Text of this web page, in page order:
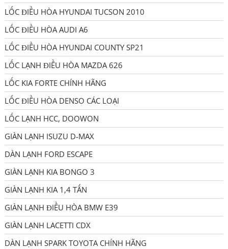
LỐC ĐIỀU HÒA HYUNDAI TUCSON 2010
LỐC ĐIỀU HÒA AUDI A6
LỐC ĐIỀU HÒA HYUNDAI COUNTY SP21
LỐC LẠNH ĐIỀU HÒA MAZDA 626
LỐC KIA FORTE CHÍNH HÃNG
LỐC ĐIỀU HÒA DENSO CÁC LOẠI
LỐC LẠNH HCC, DOOWON
GIÀN LẠNH ISUZU D-MAX
DÀN LẠNH FORD ESCAPE
GIÀN LẠNH KIA BONGO 3
GIÀN LẠNH KIA 1,4 TẤN
GIÀN LẠNH ĐIỀU HÒA BMW E39
GIÀN LẠNH LACETTI CDX
DÀN LẠNH SPARK TOYOTA CHÍNH HÃNG